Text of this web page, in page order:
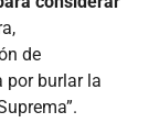
de
por burlar la